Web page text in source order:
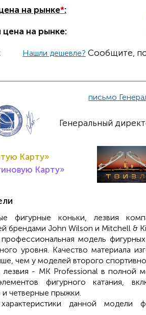
на рынке*:
на рынке:
Нашли дешевле? Cообщите,
письмо
Генеральный
Карту»
Карту»
фигурные коньки, лезвия
брендами John Wilson и Mitchell &
модель
уровня. Качество материала
чем у моделей второго
лезвия - MK Professional в полной
фигурного катания,
четверные прыжки.
данной модели